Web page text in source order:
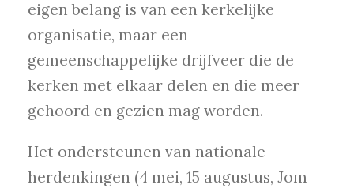
eigen belang is van een kerkelijke
organisatie, maar een
gemeenschappelijke drijfveer die de
kerken met elkaar delen en die meer
gehoord en gezien mag worden.
Het ondersteunen van nationale
herdenkingen (4 mei, 15 augustus, Jom